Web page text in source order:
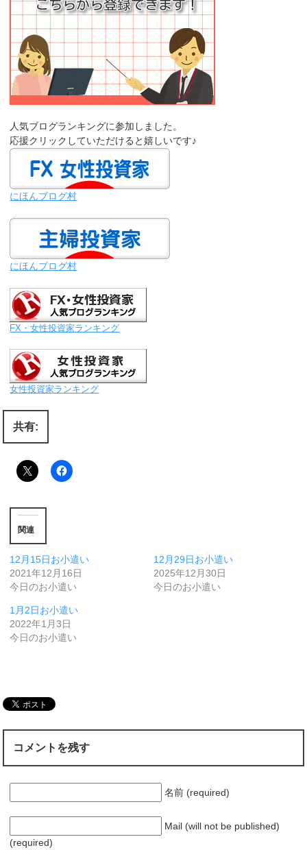
人気ブログランキングに参加しました。
応援クリックしていただけると嬉しいです♪
にほんブログ村
にほんブログ村
FX・女性投資家ランキング
女性投資家ランキング
共有:
関連
12月15日お小遣い
2021年12月16日
今日のお小遣い
12月29日お小遣い
2025年12月30日
今日のお小遣い
1月2日お小遣い
2022年1月3日
今日のお小遣い
コメントを残す
名前 (required)
Mail (will not be published)
(required)